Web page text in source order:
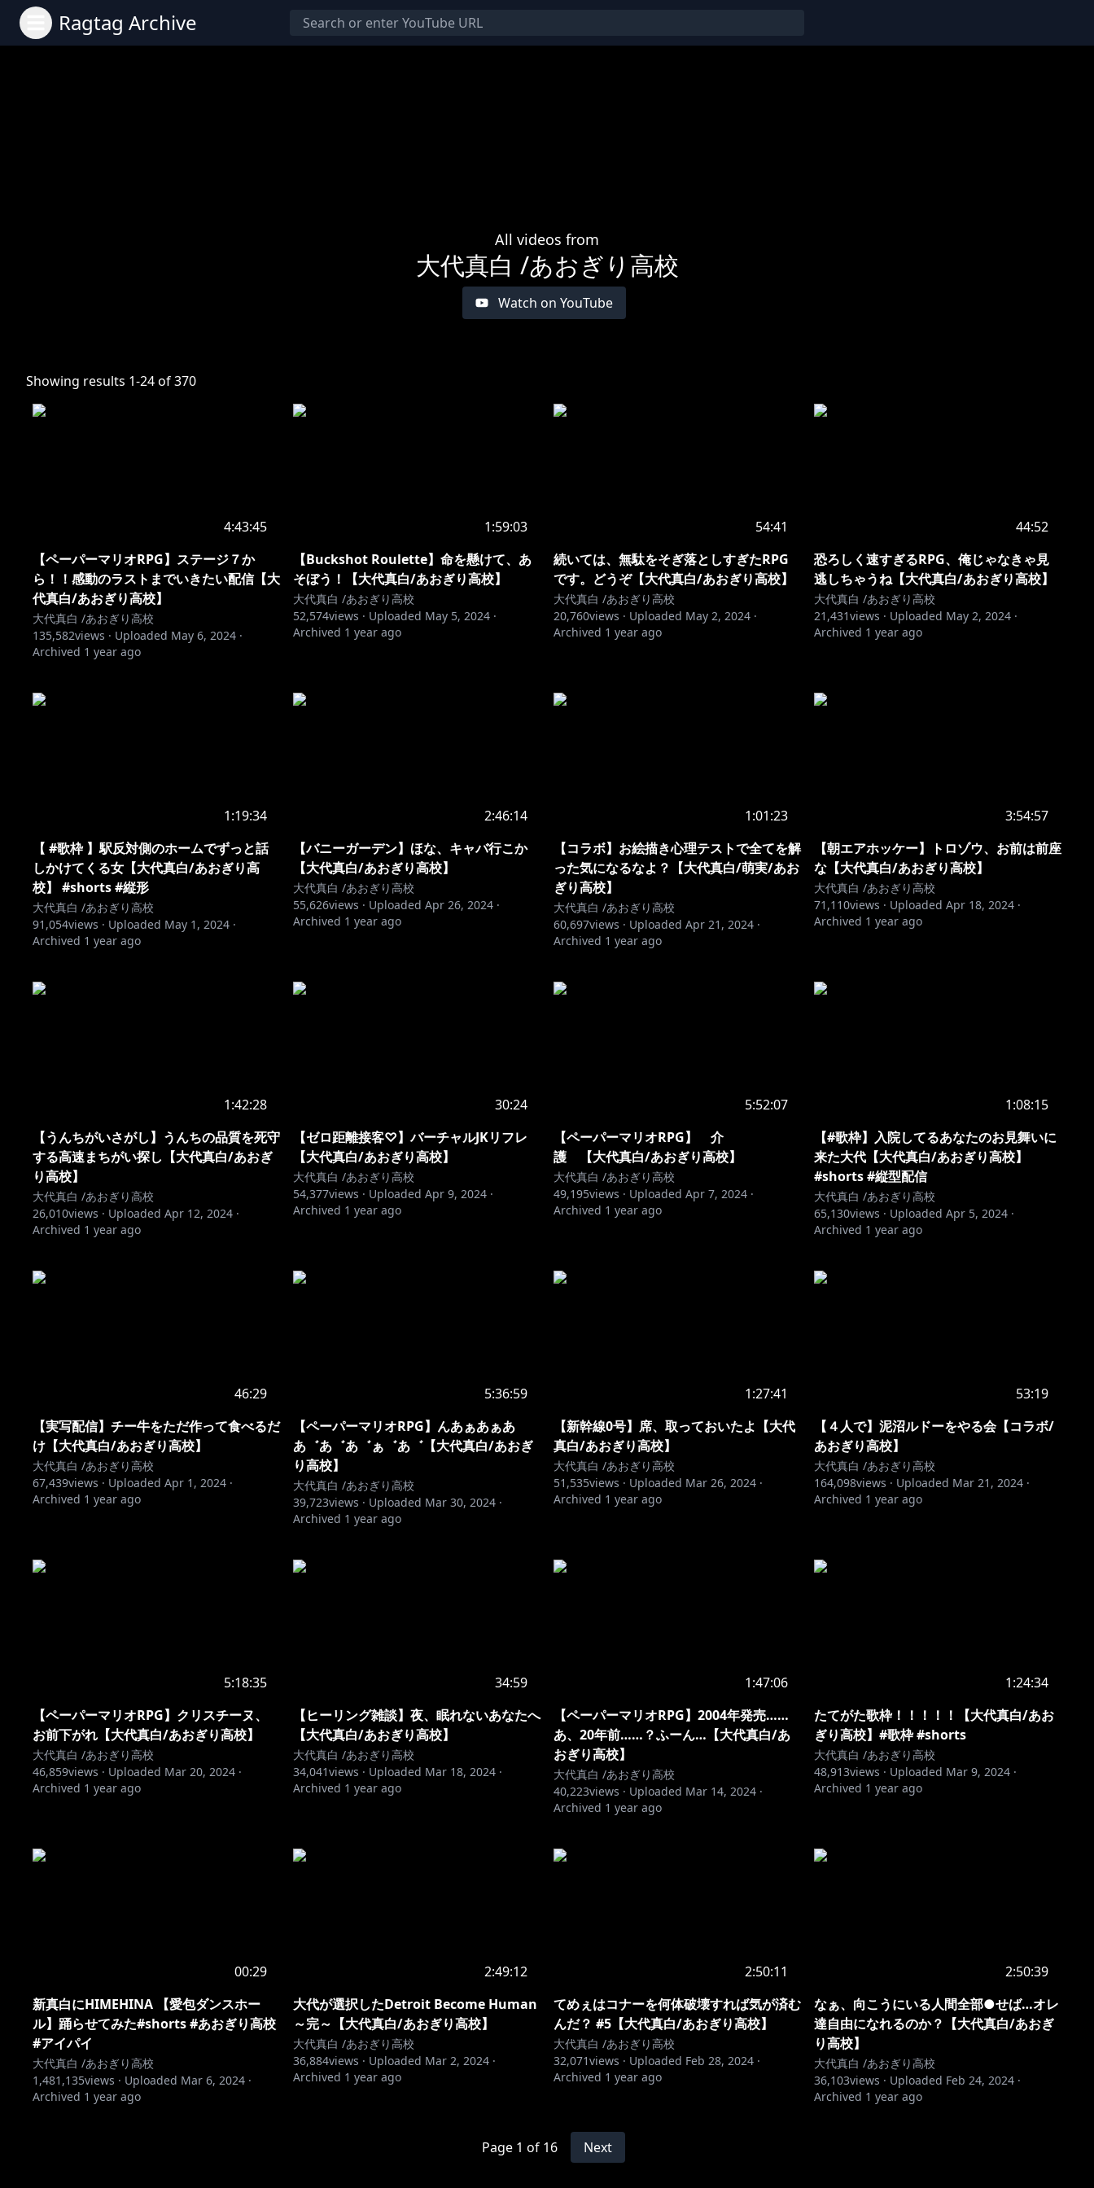
Ragtag Archive
All videos from
大代真白 /あおぎり高校
Watch on YouTube
Showing results 1-24of370
4:43:45
【ペーパーマリオRPG】ステージ７か
ら！！感動のラストまでいきたい配信【大
代真白/あおぎり高校】
大代真白 /あおぎり高校
135,582views · Uploaded May 6, 2024 ·
Archived 1 year ago
1:59:03
【Buckshot Roulette】命を懸けて、あ
そぼう！【大代真白/あおぎり高校】
大代真白 /あおぎり高校
52,574views · Uploaded May 5, 2024 ·
Archived 1 year ago
54:41
続いては、無駄をそぎ落としすぎたRPG
です。どうぞ【大代真白/あおぎり高校】
大代真白 /あおぎり高校
20,760views · Uploaded May 2, 2024 ·
Archived 1 year ago
44:52
恐ろしく速すぎるRPG、俺じゃなきゃ見
逃しちゃうね【大代真白/あおぎり高校】
大代真白 /あおぎり高校
21,431views · Uploaded May 2, 2024 ·
Archived 1 year ago
1:19:34
【 #歌枠 】駅反対側のホームでずっと話
しかけてくる女【大代真白/あおぎり高
校】 #shorts #縦形
大代真白 /あおぎり高校
91,054views · Uploaded May 1, 2024 ·
Archived 1 year ago
2:46:14
【バニーガーデン】ほな、キャバ行こか
【大代真白/あおぎり高校】
大代真白 /あおぎり高校
55,626views · Uploaded Apr 26, 2024 ·
Archived 1 year ago
1:01:23
【コラボ】お絵描き心理テストで全てを解
った気になるなよ？【大代真白/萌実/あお
ぎり高校】
大代真白 /あおぎり高校
60,697views · Uploaded Apr 21, 2024 ·
Archived 1 year ago
3:54:57
【朝エアホッケー】トロゾウ、お前は前座
な【大代真白/あおぎり高校】
大代真白 /あおぎり高校
71,110views · Uploaded Apr 18, 2024 ·
Archived 1 year ago
1:42:28
【うんちがいさがし】うんちの品質を死守
する高速まちがい探し【大代真白/あおぎ
り高校】
大代真白 /あおぎり高校
26,010views · Uploaded Apr 12, 2024 ·
Archived 1 year ago
30:24
【ゼロ距離接客♡】バーチャルJKリフレ
【大代真白/あおぎり高校】
大代真白 /あおぎり高校
54,377views · Uploaded Apr 9, 2024 ·
Archived 1 year ago
5:52:07
【ペーパーマリオRPG】 介
護 【大代真白/あおぎり高校】
大代真白 /あおぎり高校
49,195views · Uploaded Apr 7, 2024 ·
Archived 1 year ago
1:08:15
【#歌枠】入院してるあなたのお見舞いに
来た大代【大代真白/あおぎり高校】
#shorts #縦型配信
大代真白 /あおぎり高校
65,130views · Uploaded Apr 5, 2024 ·
Archived 1 year ago
46:29
【実写配信】チー牛をただ作って食べるだ
け【大代真白/あおぎり高校】
大代真白 /あおぎり高校
67,439views · Uploaded Apr 1, 2024 ·
Archived 1 year ago
5:36:59
【ペーパーマリオRPG】んあぁあぁあ
あ゛あ゛あ゛ぁ゛あ゛【大代真白/あおぎ
り高校】
大代真白 /あおぎり高校
39,723views · Uploaded Mar 30, 2024 ·
Archived 1 year ago
1:27:41
【新幹線0号】席、取っておいたよ【大代
真白/あおぎり高校】
大代真白 /あおぎり高校
51,535views · Uploaded Mar 26, 2024 ·
Archived 1 year ago
53:19
【４人で】泥沼ルドーをやる会【コラボ/
あおぎり高校】
大代真白 /あおぎり高校
164,098views · Uploaded Mar 21, 2024 ·
Archived 1 year ago
5:18:35
【ペーパーマリオRPG】クリスチーヌ、
お前下がれ【大代真白/あおぎり高校】
大代真白 /あおぎり高校
46,859views · Uploaded Mar 20, 2024 ·
Archived 1 year ago
34:59
【ヒーリング雑談】夜、眠れないあなたへ
【大代真白/あおぎり高校】
大代真白 /あおぎり高校
34,041views · Uploaded Mar 18, 2024 ·
Archived 1 year ago
1:47:06
【ペーパーマリオRPG】2004年発売……
あ、20年前……？ふーん…【大代真白/あ
おぎり高校】
大代真白 /あおぎり高校
40,223views · Uploaded Mar 14, 2024 ·
Archived 1 year ago
1:24:34
たてがた歌枠！！！！！【大代真白/あお
ぎり高校】#歌枠 #shorts
大代真白 /あおぎり高校
48,913views · Uploaded Mar 9, 2024 ·
Archived 1 year ago
00:29
新真白にHIMEHINA 【愛包ダンスホー
ル】踊らせてみた#shorts #あおぎり高校
#アイパイ
大代真白 /あおぎり高校
1,481,135views · Uploaded Mar 6, 2024 ·
Archived 1 year ago
2:49:12
大代が選択したDetroit Become Human
～完～【大代真白/あおぎり高校】
大代真白 /あおぎり高校
36,884views · Uploaded Mar 2, 2024 ·
Archived 1 year ago
2:50:11
てめぇはコナーを何体破壊すれば気が済む
んだ？ #5【大代真白/あおぎり高校】
大代真白 /あおぎり高校
32,071views · Uploaded Feb 28, 2024 ·
Archived 1 year ago
2:50:39
なぁ、向こうにいる人間全部●せば…オレ
達自由になれるのか？【大代真白/あおぎ
り高校】
大代真白 /あおぎり高校
36,103views · Uploaded Feb 24, 2024 ·
Archived 1 year ago
Page 1 of 16 Next